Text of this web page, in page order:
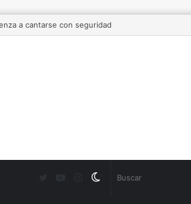
Switch
Instagram
YouTube